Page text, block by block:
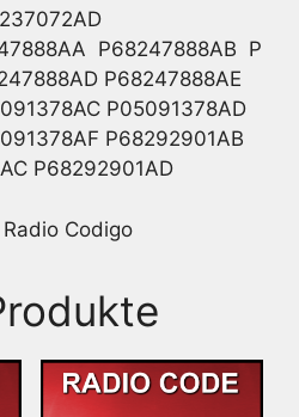
P68247888AB P
P68247888AE
P05091378AD
P68292901AB
P68292901AD
Codigo